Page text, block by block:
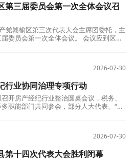
第三届委员会第一次全体会议召
党赣榆区第三次代表大会主席团委托，主
委员会第一次全体会议。 会议应到区委
2026-07-30
行业协同治理专项行动
开房产经纪行业整治圆桌会议，税务、
职能部门共同参会，部分人大代表、“益
2026-07-30
第十四次代表大会胜利闭幕